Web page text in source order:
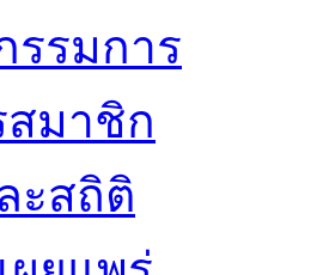
รมการ
มาชิก
ะสถิติ